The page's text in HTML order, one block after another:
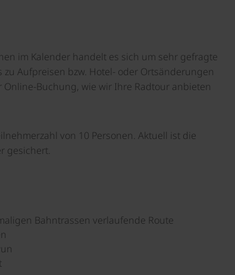
im Kalender handelt es sich um sehr gefragte
Aufpreisen bzw. Hotel- oder Ortsänderungen
Buchung, wie wir Ihre Radtour anbieten
von 10 Personen. Aktuell ist die
gesichert.
Bahntrassen verlaufende Route